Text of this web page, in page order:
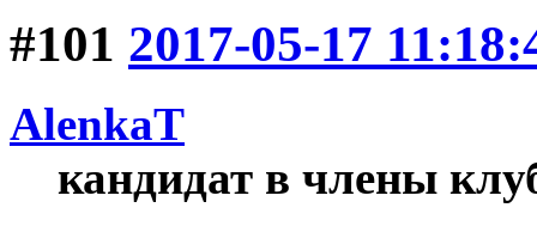
#101 2017-05-17
AlenkaT
кандидат в члены